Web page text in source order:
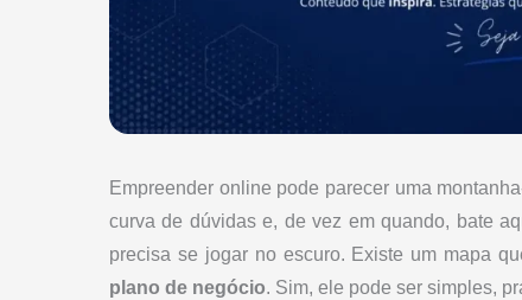
Empreender online pode parecer uma
curva de dúvidas e, de vez em quando, bate
precisa se jogar no escuro. Existe um mapa
plano de negócio. Sim, ele pode ser simples,